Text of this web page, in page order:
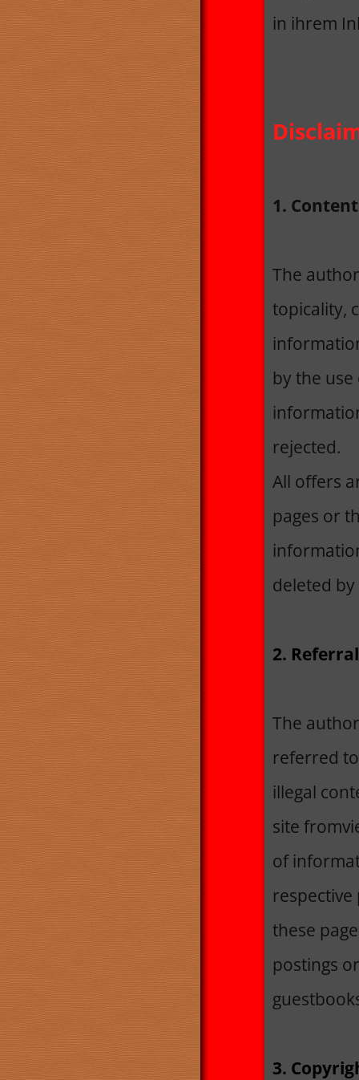
in ihrem
1. Content
The
topicality,
by the
rejected.
All offers
pages or
deleted
2.
The
referred
illegal
site
of
these
postings
3.